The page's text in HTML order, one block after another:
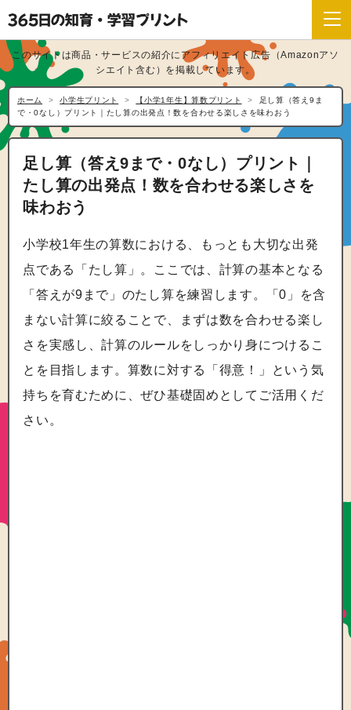
このサイトは商品・サービスの紹介にアフィリエイト広告（Amazonアソ
シエイト含む）を掲載しています。
ホーム 小学生プリント 【小学1年生】算数プリント
足し算（答え9ま
で・0なし）プリント｜たし算の出発点！数を合わせる楽しさを味わおう
足し算（答え9まで・0なし）プリント｜
たし算の出発点！数を合わせる楽しさを
味わおう
小学校1年生の算数における、もっとも大切な出発
点である「たし算」。ここでは、計算の基本となる
「答えが9まで」のたし算を練習します。「0」を含
まない計算に絞ることで、まずは数を合わせる楽し
さを実感し、計算のルールをしっかり身につけるこ
とを目指します。算数に対する「得意！」という気
持ちを育むために、ぜひ基礎固めとしてご活用くだ
さい。